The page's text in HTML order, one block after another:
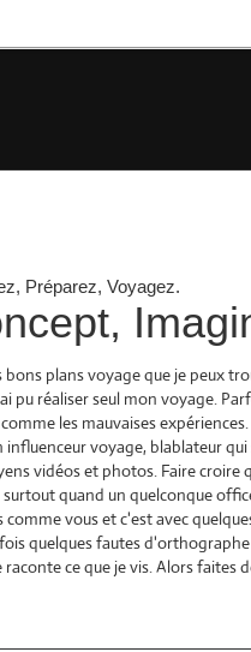
bons plans voyage que je peux
pu réaliser seul mon voyage.
les mauvaises
influenceur voyage, blablateur
vidéos et photos. Faire
quand un quelconque
comme vous et c'est avec
quelques fautes
raconte ce que je vis. Alors